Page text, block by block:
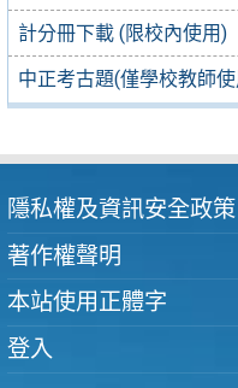
計分冊下載 (限校內使用)
中正考古題(僅學校教師
隱私權及資訊安全政策
著作權聲明
本站使用正體字
登入